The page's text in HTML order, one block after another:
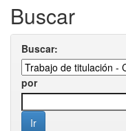
Buscar
Buscar:
por